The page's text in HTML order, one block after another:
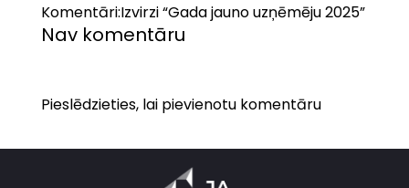
Komentāri:Izvirzi “Gada jauno uzņēmēju 2025”
Nav komentāru
Pieslēdzieties, lai pievienotu komentāru